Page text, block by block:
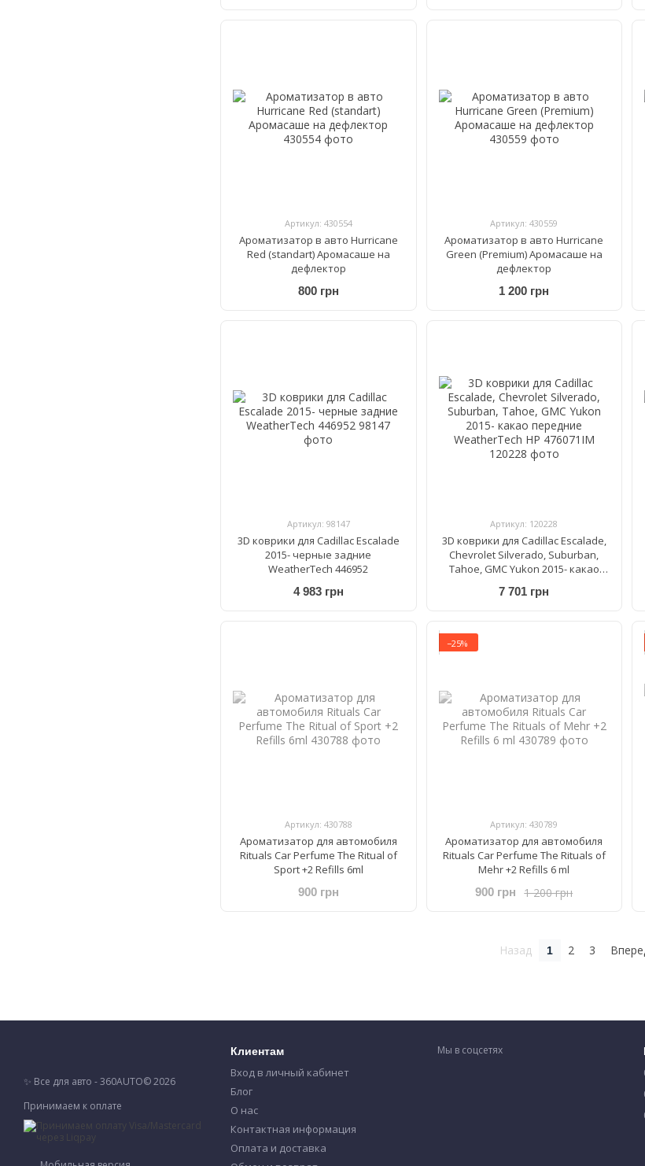
Артикул: 430554
Ароматизатор в авто Hurricane
Red (standart) Аромасаше на
дефлектор
800 грн
Артикул: 430559
Ароматизатор в авто Hurricane
Green (Premium) Аромасаше на
дефлектор
1 200 грн
Артикул: 98147
3D коврики для Cadillac Escalade
2015- черные задние
WeatherTech 446952
4 983 грн
Артикул: 120228
3D коврики для Cadillac Escalade,
Chevrolet Silverado, Suburban,
Tahoe, GMC Yukon 2015- какао
476071IM
7 701 грн
Артикул: 430788
Ароматизатор для автомобиля
Rituals Car Perfume The Ritual of
Sport +2 Refills 6ml
900 грн
−25%
Артикул: 430789
Ароматизатор для автомобиля
Rituals ​Car Perfume The Rituals of
Mehr +2 Refills 6 ml
1 200 грн
900 грн
Назад 1 2 3
✨ Все для авто - 360AUTO© 2026
Принимаем к оплате
Клиентам
Вход в личный кабинет
Блог
О нас
Контактная информация
Оплата и доставка
Мы в соцсетях